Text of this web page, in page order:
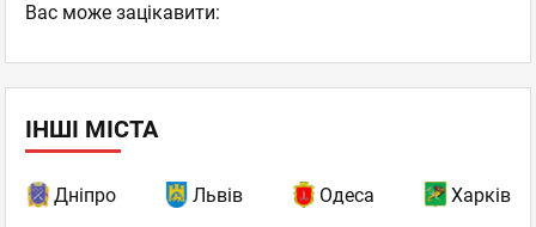
Вас може зацікавити:
ІНШІ МІСТА
Дніпро Львів Одеса Харків